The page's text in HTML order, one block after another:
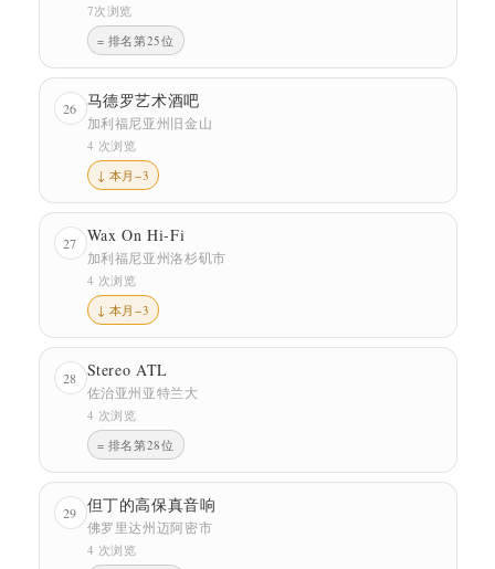
7次浏览
= 排名第25位
26 马德罗艺术酒吧
加利福尼亚州旧金山
4 次浏览
↓ 本月−3
27 Wax On Hi-Fi
加利福尼亚州洛杉矶市
4 次浏览
↓ 本月−3
28 Stereo ATL
佐治亚州亚特兰大
4 次浏览
= 排名第28位
29 但丁的高保真音响
佛罗里达州迈阿密市
4 次浏览